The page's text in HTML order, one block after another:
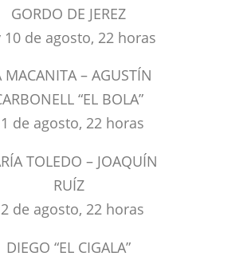
GORDO DE JEREZ
10 de agosto, 22 horas
MACANITA – AGUSTÍN
“EL BOLA”
de agosto, 22 horas
TOLEDO – JOAQUÍN
RUÍZ
de agosto, 22 horas
DIEGO “EL CIGALA”